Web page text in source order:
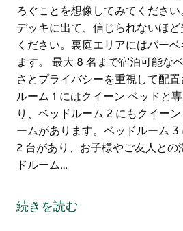
ろぐことを想像してみてくださ
デッキに出て、信じられないほ
ください。裏庭エリアにはバー
ます。 最大 8 名まで宿泊可能な
さとプライバシーを重視して配
ルーム 1 にはクイーン ベッドと
り、ベッドルーム 2 にもクイー
ームがあります。ベッドルーム 3
2 台があり、お子様やご友人との
ドルーム…
なパノラマビューが楽しめ、静か
色が広がります。この素晴らし
続きを読む